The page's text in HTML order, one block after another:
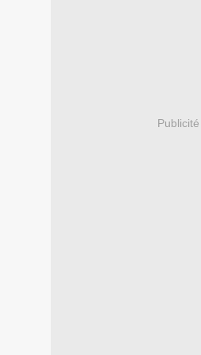
Publicité